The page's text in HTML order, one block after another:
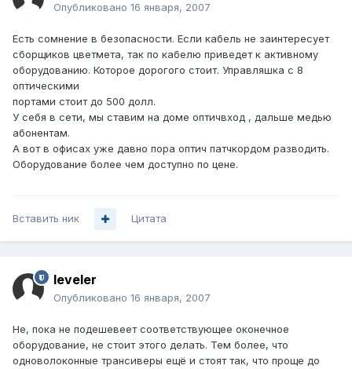
Опубликовано 16 января, 2007
Есть сомнение в безопасности. Если кабель не заинтересует
сборщиков цветмета, так по кабелю приведет к активному
оборудованию. Которое дорогого стоит. Управляшка с 8
оптическими
портами стоит до 500 долл.
У себя в сети, мы ставим на доме оптичвход , дальше медью
абонентам.
А вот в офисах уже давно пора оптич патчкордом разводить.
Оборудование более чем доступно по цене.
Вставить ник Цитата
leveler
Опубликовано 16 января, 2007
Не, пока не подешевеет соответствующее оконечное
оборудование, не стоит этого делать. Тем более, что
одноволоконные трансиверы ещё и стоят так, что проще до